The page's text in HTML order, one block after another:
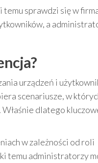
temu sprawdzi się w
a
urządzeń i
scenariusze, w
dlatego
w zależności od roli
temu administratorzy